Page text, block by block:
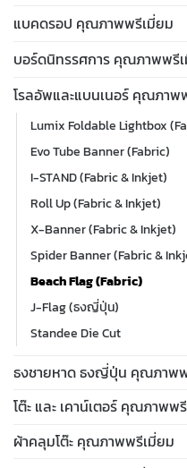
แบคดรอป คุณภาพพรีเมี่ยม
บอร์ดนิทรรศการ คุณภาพพรี
โรลอัพและแบนเนอร์ คุณภาพ
Lumix Foldable Lightbox
Evo Tube Banner (Fabric)
I-STAND (Fabric & Inkjet)
Roll Up (Fabric & Inkjet)
X-Banner (Fabric & Inkjet)
Spider Banner (Fabric &
Beach Flag (Fabric)
J-Flag (ธงญี่ปุ่น)
Standee Die Cut
ธงชายหาด ธงญี่ปุ่น คุณภาพ
โต๊ะ และ เคาน์เตอร์ คุณภาพพ
ผ้าคลุมโต๊ะ คุณภาพพรีเมี่ยม